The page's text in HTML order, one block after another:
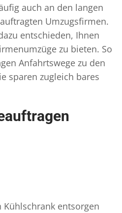
auch an den langen
Umzugsfirmen.
entschieden, Ihnen
zu bieten. So
Anfahrtswege zu den
sparen zugleich bares
entsorgen